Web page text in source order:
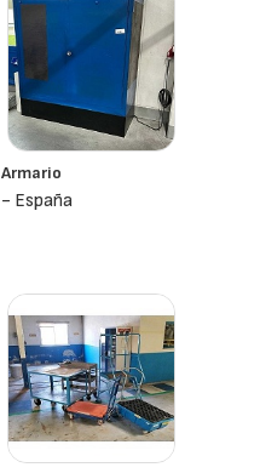
Armario
- España